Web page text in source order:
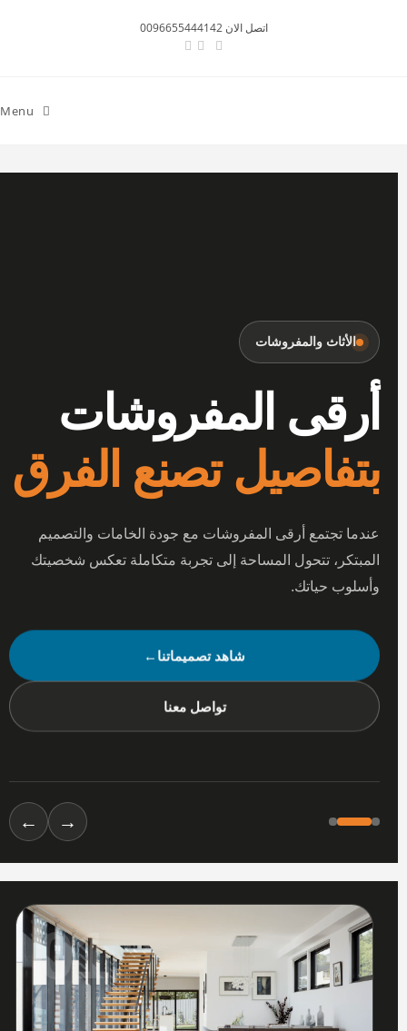
اتصل الان 0096655444142
Menu
الأثاث والمفروشات
أرقى المفروشات
بتفاصيل تصنع الفرق
عندما تجتمع أرقى المفروشات مع جودة الخامات والتصميم
المبتكر، تتحول المساحة إلى تجربة متكاملة تعكس شخصيتك
وأسلوب حياتك.
شاهد تصميماتنا←
تواصل معنا
→
←
01